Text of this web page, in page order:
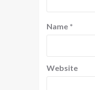
Name *
Website